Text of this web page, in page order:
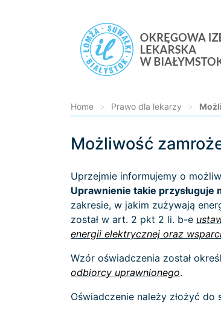
Home > Prawo dla lekarzy >
Możliwość
Uprzejmie informujemy o
Uprawnienie takie
zakresie, w jakim zużywają
został w art. 2 pkt 2 li. b-e
energii elektrycznej oraz
Wzór oświadczenia został
odbiorcy uprawnionego.
Oświadczenie należy złożyć